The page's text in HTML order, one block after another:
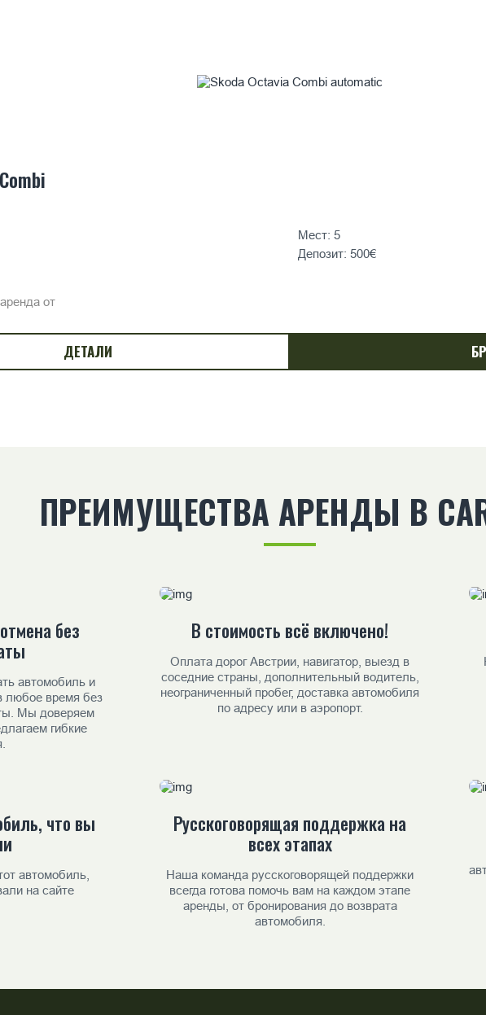
Мест: 5
Депозит: 500€
от
ДЕТАЛИ
ПРЕИМУЩЕСТВА АРЕНДЫ В
без
автомобиль и
любое время без
Мы доверяем
гибкие
В стоимость всё включено!
Оплата дорог Австрии, навигатор, выезд в
соседние страны, дополнительный водитель,
неограниченный пробег, доставка автомобиля
по адресу или в аэропорт.
что вы
автомобиль,
на сайте
Русскоговорящая поддержка на
всех этапах
Наша команда русскоговорящей поддержки
всегда готова помочь вам на каждом этапе
аренды, от бронирования до возврата
автомобиля.